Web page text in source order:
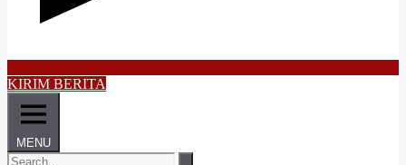
KIRIM BERITA
MENU